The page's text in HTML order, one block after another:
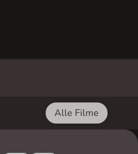
Alle Filme